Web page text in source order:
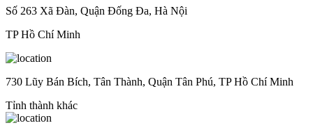
Số 263 Xã Đàn, Quận Đống Đa, Hà Nội
TP Hồ Chí Minh
730 Lũy Bán Bích, Tân Thành, Quận Tân Phú, TP Hồ Chí Minh
Tỉnh thành khác